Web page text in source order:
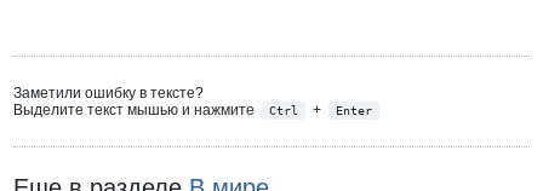
Заметили ошибку в тексте?
Выделите текст мышью и нажмите
Ctrl + Enter